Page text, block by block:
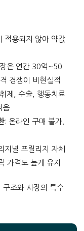
적용되지 않아 약값
은 연간 30억~50
경쟁이 비현실적
제, 수술, 행동치료
음
: 온라인 구매 불가,
지널 프릴리지 자체
가격도 높게 유지
구조와 시장의 특수